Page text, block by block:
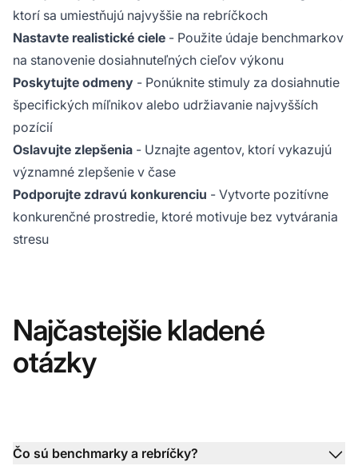
ktorí sa umiestňujú najvyššie na rebríčkoch
Nastavte realistické ciele - Použite údaje benchmarkov
na stanovenie dosiahnuteľných cieľov výkonu
Poskytujte odmeny - Ponúknite stimuly za dosiahnutie
špecifických míľnikov alebo udržiavanie najvyšších
pozícií
Oslavujte zlepšenia - Uznajte agentov, ktorí vykazujú
významné zlepšenie v čase
Podporujte zdravú konkurenciu - Vytvorte pozitívne
konkurenčné prostredie, ktoré motivuje bez vytvárania
stresu
Najčastejšie kladené
otázky
Čo sú benchmarky a rebríčky?